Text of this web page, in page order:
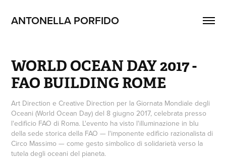
ANTONELLA PORFIDO
WORLD OCEAN DAY 2017 -
FAO BUILDING ROME
Art Direction e Creative Direction per la Giornata Mondiale degli
Oceani (World Ocean Day) del 8 giugno 2017, celebrata presso
l'edificio FAO di Roma. L'evento ha visto l'illuminazione in blu
della sede storica della FAO — l'imponente edificio razionalista di
Circo Massimo — come gesto simbolico di solidarietà verso la
tutela degli oceani del pianeta.